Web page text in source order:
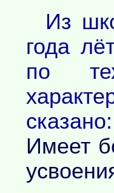
Из
года
по
сказано:
Имеет